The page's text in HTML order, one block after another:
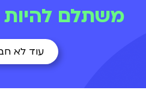
משתלם להיות
עוד לא